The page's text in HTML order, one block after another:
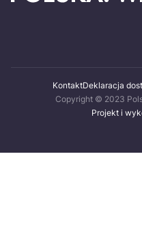
KontaktDeklaracja
Copyright © 2023
Projekt i